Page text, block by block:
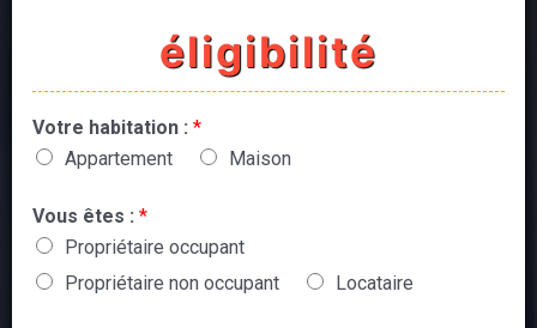
éligibilité
Votre habitation : *
Appartement
Maison
Vous êtes : *
Propriétaire occupant
Propriétaire non occupant
Locataire